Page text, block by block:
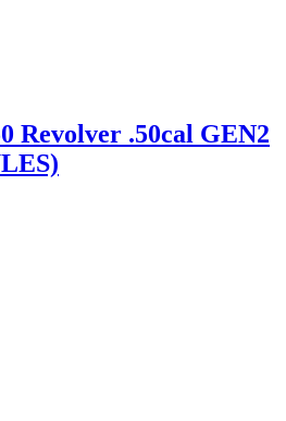
Revolver .50cal GEN2